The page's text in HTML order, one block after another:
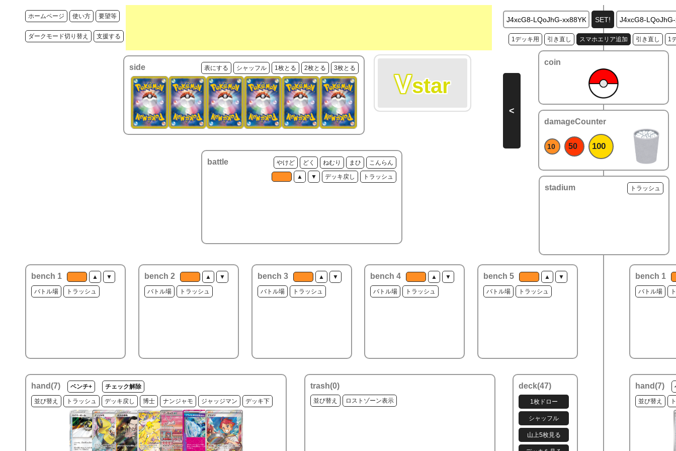
ホームページ 使い方 要望等
ダークモード切り替え 支援する
side 表にする シャッフル 1枚とる 2枚とる 3枚とる
Vstar
battle やけど どく ねむり まひ
こんらん
▲
▼ デッキ戻し トラッシュ
bench 1 ▲ ▼
バトル場 トラッシュ
bench 2 ▲ ▼
バトル場 トラッシュ
bench 3 ▲ ▼
バトル場 トラッシュ
bench 4 ▲ ▼
バトル場 トラッシュ
bench 5 ▲ ▼
バトル場 トラッシュ
hand(7) ベンチ+ チェック解除
並び替え トラッシュ デッキ戻し 博士 ナンジャモ ジャッジマン デッキ下
trash(0)
並び替え ロストゾーン表示
deck(47)
stadium トラッシュ
bench 1
バトル場
hand(7)
並び替え
1デッキ用 引き直し スマホエリア追加 引き直し 1
coin
damageCounter
10 50 100
<